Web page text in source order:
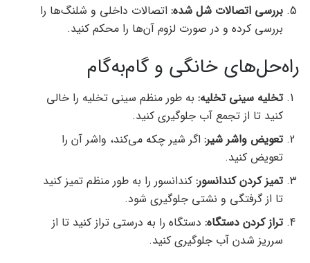
بررسی اتصالات شل شده: اتصالات داخلی و شلنگ‌ها را
بررسی کرده و در صورت لزوم آن‌ها را محکم کنید.
راه‌حل‌های خانگی و گام‌به‌گام
تخلیه سینی تخلیه: به طور منظم سینی تخلیه را خالی
کنید تا از تجمع آب جلوگیری کنید.
تعویض واشر شیر: اگر شیر چکه می‌کند، واشر آن را
تعویض کنید.
تمیز کردن کندانسور: کندانسور را به طور منظم تمیز کنید
تا از گرفتگی و نشتی جلوگیری شود.
تراز کردن دستگاه: دستگاه را به درستی تراز کنید تا از
سرریز شدن آب جلوگیری کنید.